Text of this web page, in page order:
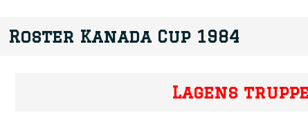
Roster Kanada Cup 1984
Lagens